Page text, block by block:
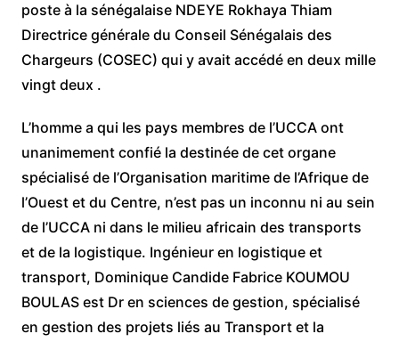
poste à la sénégalaise NDEYE Rokhaya Thiam
Directrice générale du Conseil Sénégalais des
Chargeurs (COSEC) qui y avait accédé en deux mille
vingt deux .
L’homme a qui les pays membres de l’UCCA ont
unanimement confié la destinée de cet organe
spécialisé de l’Organisation maritime de l’Afrique de
l’Ouest et du Centre, n’est pas un inconnu ni au sein
de l’UCCA ni dans le milieu africain des transports
et de la logistique. Ingénieur en logistique et
transport, Dominique Candide Fabrice KOUMOU
BOULAS est Dr en sciences de gestion, spécialisé
en gestion des projets liés au Transport et la